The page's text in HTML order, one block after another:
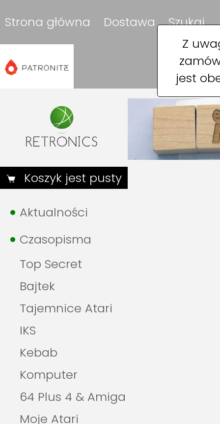
Z
jest
Strona główna Dostawa Szukaj
Koszyk jest pusty
Aktualności
Czasopisma
Top Secret
Bajtek
Tajemnice Atari
IKS
Kebab
Komputer
64 Plus 4 & Amiga
Moje Atari